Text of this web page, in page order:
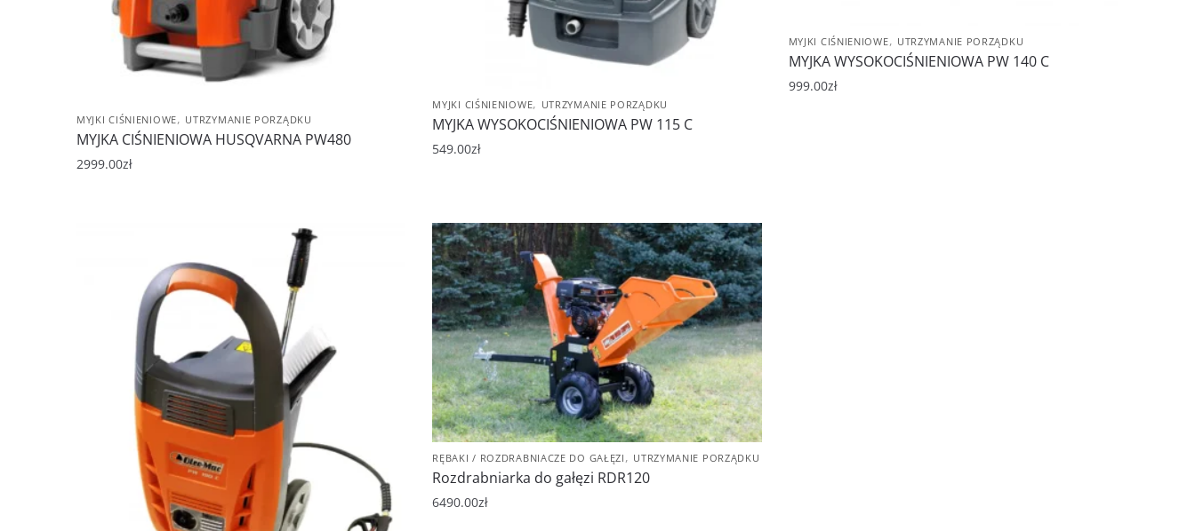
MYJKI CIŚNIENIOWE, UTRZYMANIE PORZĄDKU
MYJKA CIŚNIENIOWA HUSQVARNA PW480
2999.00zł
MYJKI CIŚNIENIOWE, UTRZYMANIE PORZĄDKU
MYJKA WYSOKOCIŚNIENIOWA PW 115 C
549.00zł
MYJKI CIŚNIENIOWE, UTRZYMANIE PORZĄDKU
MYJKA WYSOKOCIŚNIENIOWA PW 140 C
999.00zł
RĘBAKI / ROZDRABNIACZE DO GAŁĘZI , UTRZYMANIE PORZĄDKU
Rozdrabniarka do gałęzi RDR120
6490.00zł